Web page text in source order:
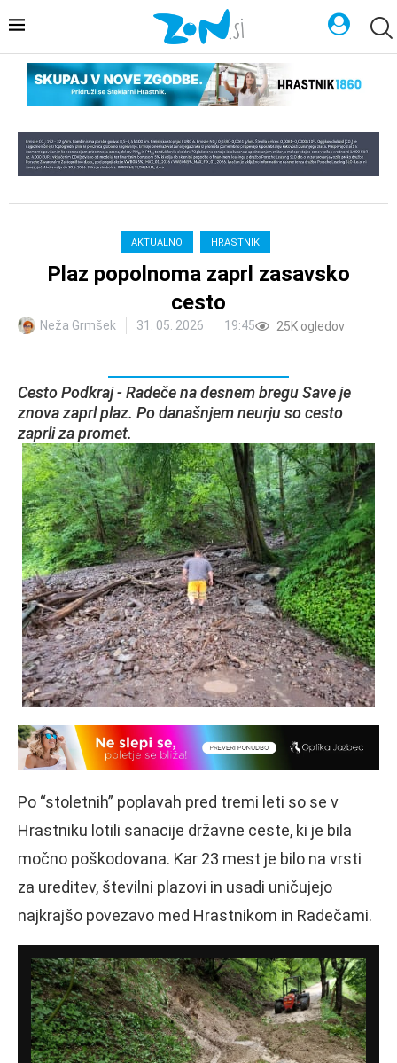
AKTUALNO HRASTNIK
Plaz popolnoma zaprl zasavsko
cesto
Neža Grmšek 31. 05. 2026 19:45 25K ogledov
Cesto Podkraj - Radeče na desnem bregu Save je
znova zaprl plaz. Po današnjem neurju so cesto
zaprli za promet.
Po “stoletnih” poplavah pred tremi leti so se v
Hrastniku lotili sanacije državne ceste, ki je bila
močno poškodovana. Kar 23 mest je bilo na vrsti
za ureditev, številni plazovi in usadi uničujejo
najkrajšo povezavo med Hrastnikom in Radečami.